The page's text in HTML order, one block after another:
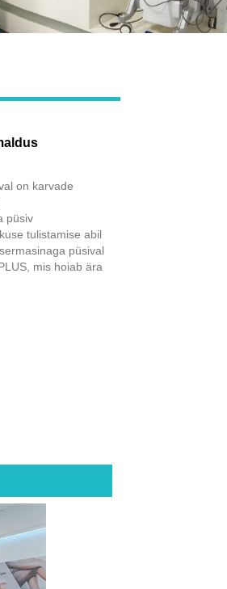
on karvade
püsiv
tulistamise abil
püsival
mis hoiab ära